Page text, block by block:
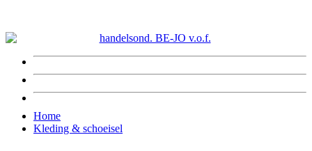
Home
Kleding & schoeisel